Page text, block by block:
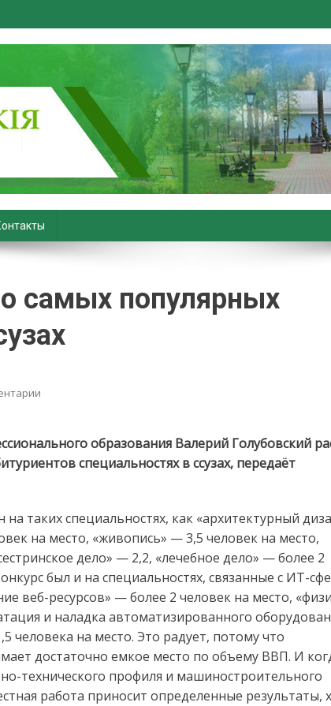
Новости Хойник.
самых популярных
рассказали
самых
в
ссузах
образования Валерий Голубовский
специальностях в ссузах, передаёт
таких специальностях, как «архитектурный
на место, «живопись» — 3,5 человек на место,
дело» — 2,2, «лечебное дело» — более 2
был и на специальностях, связанные с ИТ-
веб-ресурсов» — более 2 человек на место,
и наладка автоматизированного
человека на место. Это радует, потому что
достаточно емкое место по объему ВВП. И
технического профиля и машиностроительного
работа приносит определенные результаты,